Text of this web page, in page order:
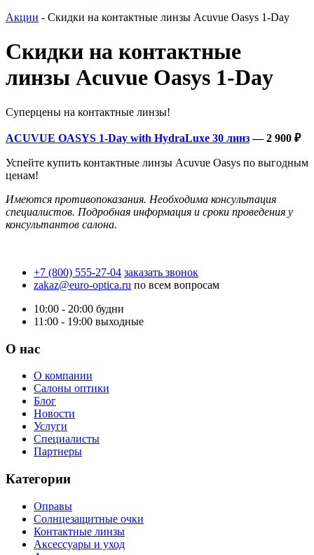
Акции - Скидки на контактные линзы Acuvue Oasys 1-Day
Скидки на контактные
линзы Acuvue Oasys 1-Day
Суперцены на контактные линзы!
ACUVUE OASYS 1-Day with HydraLuxe 30 линз— 2 900 ₽
Успейте купить контактные линзы Acuvue Oasys по выгодным
ценам!
Имеются противопоказания. Необходима консультация
специалистов. Подробная информация и сроки проведения у
консультантов салона.
+7 (800) 555-27-04 заказать звонок
zakaz@euro-optica.ru по всем вопросам
10:00 - 20:00 будни
11:00 - 19:00 выходные
О нас
О компании
Салоны оптики
Блог
Новости
Услуги
Специалисты
Партнеры
Категории
Оправы
Солнцезащитные очки
Контактные линзы
Аксессуары и уход